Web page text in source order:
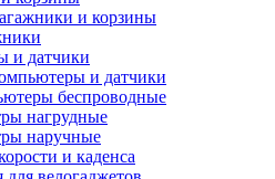
и корзины
и датчики
и датчики
беспроводные
нагрудные
наручные
и каденса